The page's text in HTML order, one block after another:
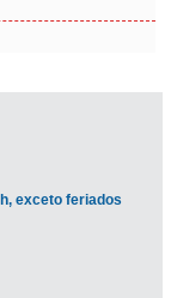
exceto feriados